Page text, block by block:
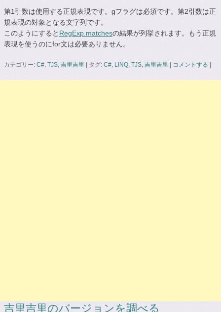
第1引数は使用する正規表現です。gフラグは必須です。第2引数は正
規表現の対象となる文字列です。
このようにすると RegExp.matchesの結果が列挙されます。もう正規
表現を使うのにfor文は必要ありません。
カテゴリー: C#, TJS, 吉里吉里 タグ: C#, LINQ, TJS, 吉里吉里 コメントする
吉里吉里のバージョンを調べる